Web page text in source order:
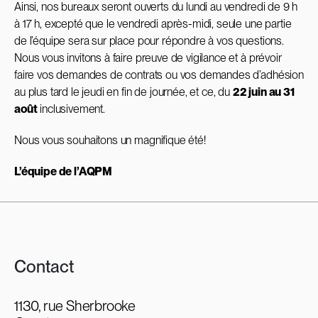
Ainsi, nos bureaux seront ouverts du lundi au vendredi de 9 h
à 17 h, excepté que le vendredi après-midi, seule une partie
de l’équipe sera sur place pour répondre à vos questions.
Nous vous invitons à faire preuve de vigilance et à prévoir
faire vos demandes de contrats ou vos demandes d’adhésion
au plus tard le jeudi en fin de journée, et ce, du 22 juin au 31
aoûtinclusivement.
Nous vous souhaitons un magnifique été!
L’équipe de l’AQPM
Contact
1130, rue Sherbrooke